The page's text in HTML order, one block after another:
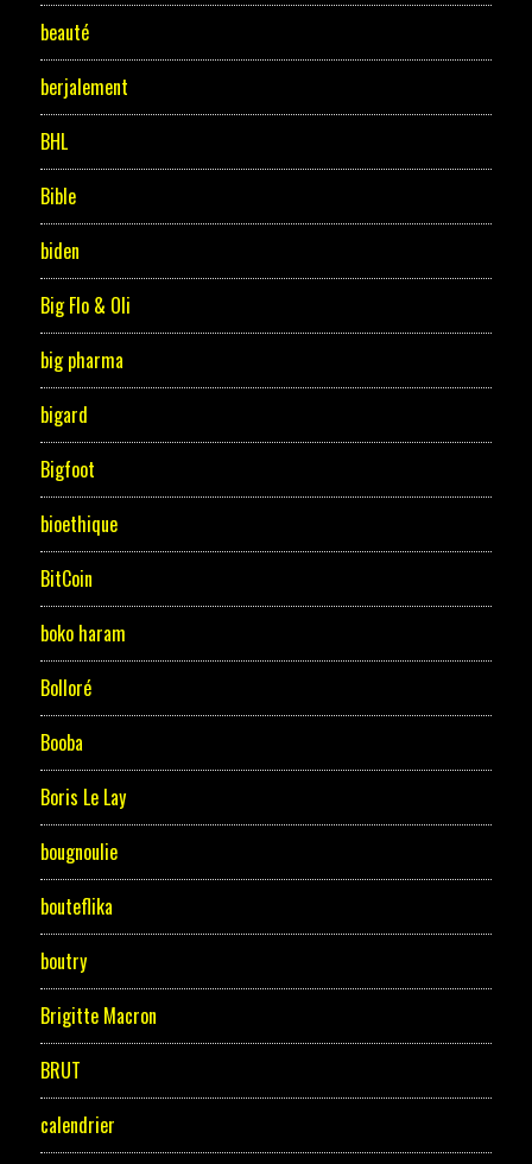
beauté
berjalement
BHL
Bible
biden
Big Flo & Oli
big pharma
bigard
Bigfoot
bioethique
BitCoin
boko haram
Bolloré
Booba
Boris Le Lay
bougnoulie
bouteflika
boutry
Brigitte Macron
BRUT
calendrier